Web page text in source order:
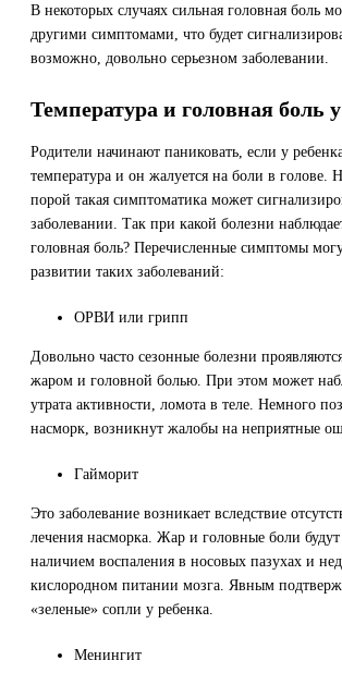
В некоторых случаях сильная головная боль
другими симптомами, что будет
возможно, довольно серьезном заболевании.
Температура и головная боль
Родители начинают паниковать, если у
температура и он жалуется на боли в голове.
порой такая симптоматика может
заболевании. Так при какой болезни
головная боль? Перечисленные симптомы
развитии таких заболеваний:
ОРВИ или грипп
Довольно часто сезонные болезни
жаром и головной болью. При этом может
утрата активности, ломота в теле. Немного
насморк, возникнут жалобы на неприятные
Гайморит
Это заболевание возникает вследствие
лечения насморка. Жар и головные боли будут
наличием воспаления в носовых пазухах и
кислородном питании мозга. Явным
«зеленые» сопли у ребенка.
Менингит